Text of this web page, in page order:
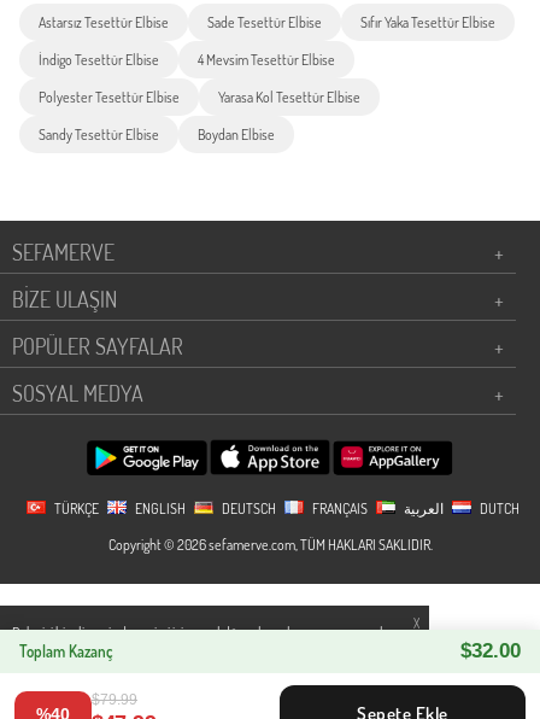
X
Daha iyi bir alisveris deneyimi icin yasal düzenlemelere uygun çerezler
kullanıyoruz. Detaylı bilgiye
Astarsız Tesettür Elbise Sade Tesettür Elbise Sıfır Yaka Tesettür Elbise
İndigo Tesettür Elbise 4 Mevsim Tesettür Elbise
Polyester Tesettür Elbise Yarasa Kol Tesettür Elbise
Sandy Tesettür Elbise Boydan Elbise
Toplam Kazanç $32.00
%40
$79.99
Sepete Ekle
SEFAMERVE
+
BİZE ULAŞIN
+
POPÜLER SAYFALAR
+
SOSYAL MEDYA
+
TÜRKÇE ENGLISH DEUTSCH FRANÇAIS
DUTCH
Copyright © 2026 sefamerve.com, TÜM HAKLARI SAKLIDIR.